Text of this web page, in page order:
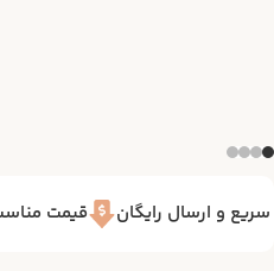
قیمت مناسب و ارسال رایگان